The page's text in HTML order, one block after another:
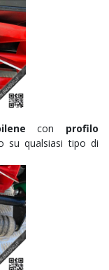
con profilo
su qualsiasi tipo di